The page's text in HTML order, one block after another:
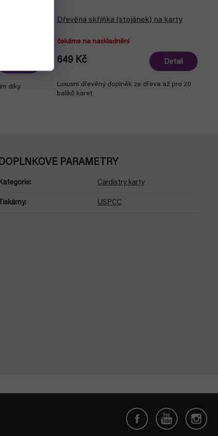
díky
Dřevěná skříňka (stojánek) na karty
čekáme na naskladnění
649 Kč Detail
Luxusní dřevěný doplněk ze dřeva až pro 20
balíků karet
PARAMETRY
: Cardistry karty
: USPCC